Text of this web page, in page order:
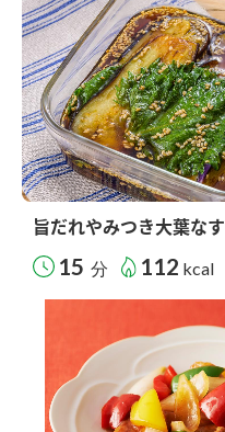
旨だれやみつき大葉なす
15 分 112 kcal